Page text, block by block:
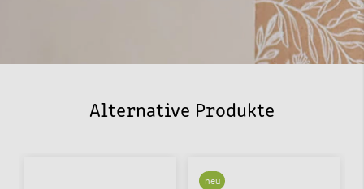
Alternative Produkte
neu